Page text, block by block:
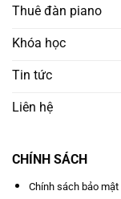
Thuê đàn piano
Khóa học
Tin tức
Liên hệ
CHÍNH SÁCH
Chính sách bảo mật